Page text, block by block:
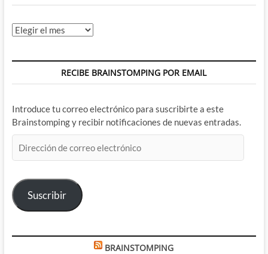
Archivos
RECIBE BRAINSTOMPING POR EMAIL
Introduce tu correo electrónico para suscribirte a este
Brainstomping y recibir notificaciones de nuevas entradas.
de
electrónico
Suscribir
BRAINSTOMPING